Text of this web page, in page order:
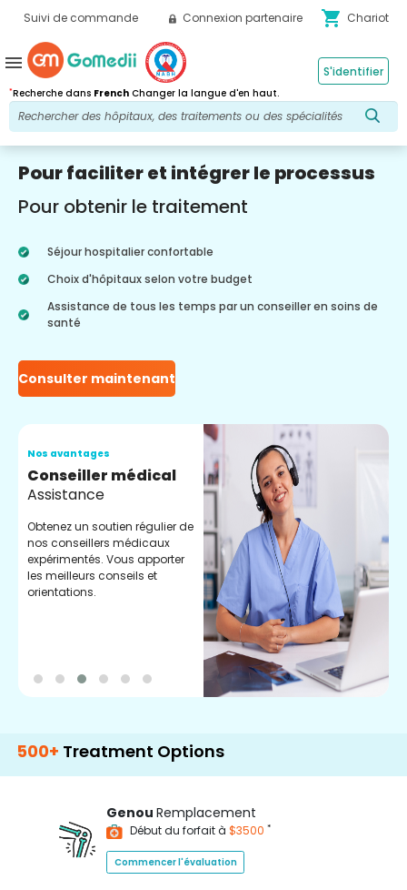
Suivi de commande Connexion partenaire shopping_cart Chariot
*Recherche dans French Changer la langue d'en haut.
S'identifier
menu
Pour faciliter et intégrer le processus
Pour obtenir le traitement
Séjour hospitalier confortable
Choix d'hôpitaux selon votre budget
Assistance de tous les temps par un conseiller en soins de
santé
Consulter maintenant
Nos avantages
Conseiller médical
Assistance
Obtenez un soutien régulier de
nos conseillers médicaux
expérimentés. Vous apporter
les meilleurs conseils et
orientations.
Options
Genou Remplacement
Début du forfait à $3500 *
Commencer l'évaluation